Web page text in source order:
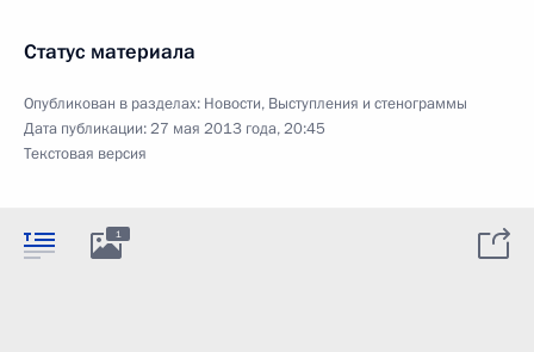
Статус материала
Опубликован в разделах: Новости, Выступления и стенограммы
Дата публикации:27 мая 2013 года, 20:45
Текстовая версия
1